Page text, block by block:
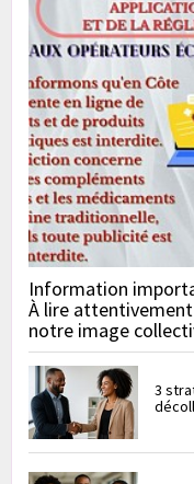
Information
À lire
notre image
3